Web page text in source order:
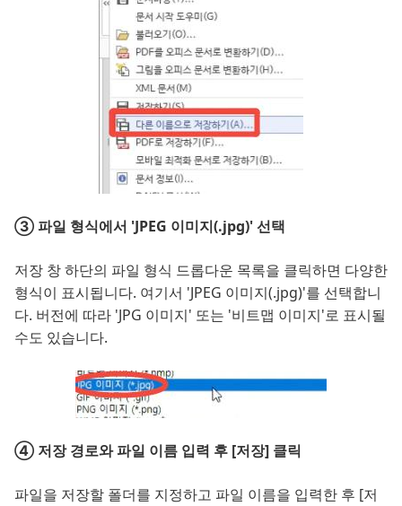
③ 파일 형식에서 'JPEG 이미지(.jpg)' 선택
저장 창 하단의 파일 형식 드롭다운 목록을 클릭하면 다양한
형식이 표시됩니다. 여기서 'JPEG 이미지(.jpg)'를 선택합니
다. 버전에 따라 'JPG 이미지' 또는 '비트맵 이미지'로 표시될
수도 있습니다.
④ 저장 경로와 파일 이름 입력 후 [저장] 클릭
파일을 저장할 폴더를 지정하고 파일 이름을 입력한 후 [저